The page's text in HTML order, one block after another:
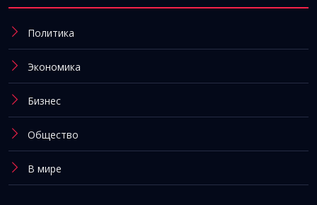
Политика
Экономика
Бизнес
Общество
В мире